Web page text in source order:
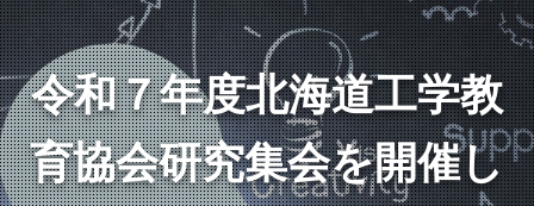
令和７年度北海道工学教
育協会研究集会を開催し